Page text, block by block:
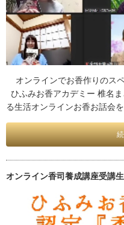
オンラインでお香作りのス
ひふみお香アカデミー 椎名
る生活オンラインお香お話会
オンライン香司養成講座受講